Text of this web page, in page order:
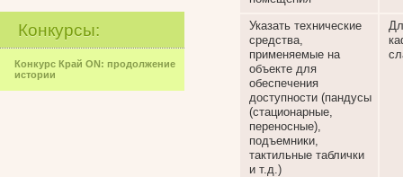
Конкурсы:
Конкурс Край ON: продолжение
истории
Указать технические
средства,
применяемые на
объекте для
обеспечения
доступности (пандусы
(стационарные,
переносные),
подъемники,
тактильные таблички
и т.д.)